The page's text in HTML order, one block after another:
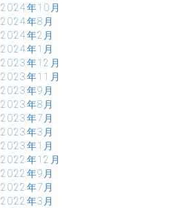
2024年10月
2024年8月
2024年2月
2024年1月
2023年12月
2023年11月
2023年9月
2023年8月
2023年7月
2023年3月
2023年1月
2022年12月
2022年9月
2022年7月
2022年3月